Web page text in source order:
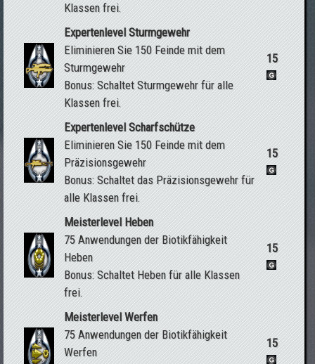
Klassen frei.
Expertenlevel Sturmgewehr
Eliminieren Sie 150 Feinde mit dem
Sturmgewehr
Bonus: Schaltet Sturmgewehr für alle
Klassen frei.
15
Expertenlevel Scharfschütze
Eliminieren Sie 150 Feinde mit dem
Präzisionsgewehr
Bonus: Schaltet das Präzisionsgewehr für
alle Klassen frei.
15
Meisterlevel Heben
75 Anwendungen der Biotikfähigkeit
Heben
Bonus: Schaltet Heben für alle Klassen
frei.
15
Meisterlevel Werfen
75 Anwendungen der Biotikfähigkeit
Werfen
15